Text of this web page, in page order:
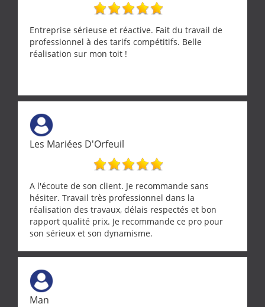
Entreprise sérieuse et réactive. Fait du travail de
professionnel à des tarifs compétitifs. Belle
réalisation sur mon toit !
Les Mariées D'Orfeuil
A l'écoute de son client. Je recommande sans
hésiter. Travail très professionnel dans la
réalisation des travaux, délais respectés et bon
rapport qualité prix. Je recommande ce pro pour
son sérieux et son dynamisme.
Man